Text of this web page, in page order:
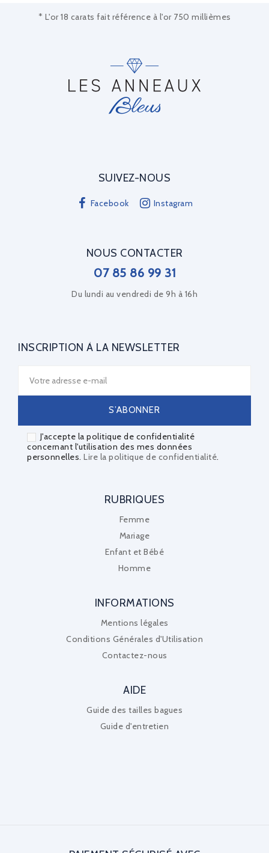
* L'or 18 carats fait référence à l'or 750 millièmes
SUIVEZ-NOUS
Facebook Instagram
NOUS CONTACTER
07 85 86 99 31
Du lundi au vendredi de 9h à 16h
INSCRIPTION À LA NEWSLETTER
J'accepte la politique de confidentialité
concernant l'utilisation des mes données
personnelles. Lire la politique de confidentialité.
RUBRIQUES
Femme
Mariage
Enfant et Bébé
Homme
INFORMATIONS
Mentions légales
Conditions Générales d'Utilisation
Contactez-nous
AIDE
Guide des tailles bagues
Guide d'entretien